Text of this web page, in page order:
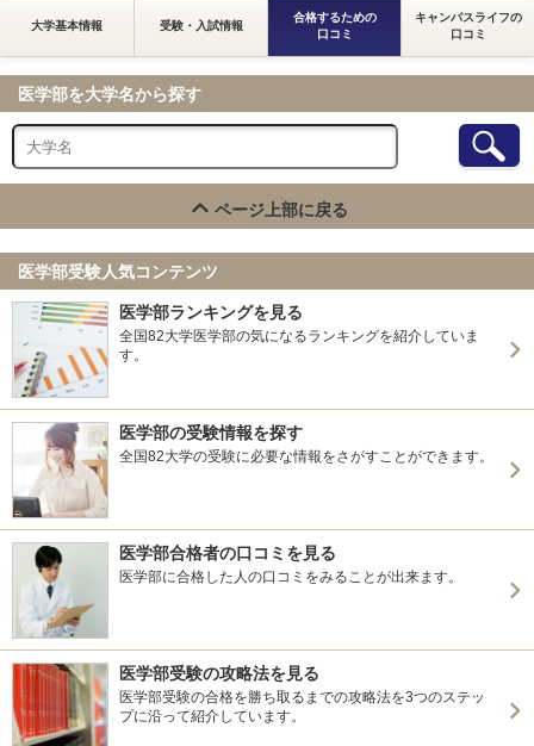
大学基本情報 受験・入試情報
合格するための
口コミ
キャンパスライフの
口コミ
医学部を大学名から探す
ページ上部に戻る
医学部受験人気コンテンツ
医学部ランキングを見る
全国82大学医学部の気になるランキングを紹介していま
す。
医学部の受験情報を探す
全国82大学の受験に必要な情報をさがすことができます。
医学部合格者の口コミを見る
医学部に合格した人の口コミをみることが出来ます。
医学部受験の攻略法を見る
医学部受験の合格を勝ち取るまでの攻略法を3つのステッ
プに沿って紹介しています。